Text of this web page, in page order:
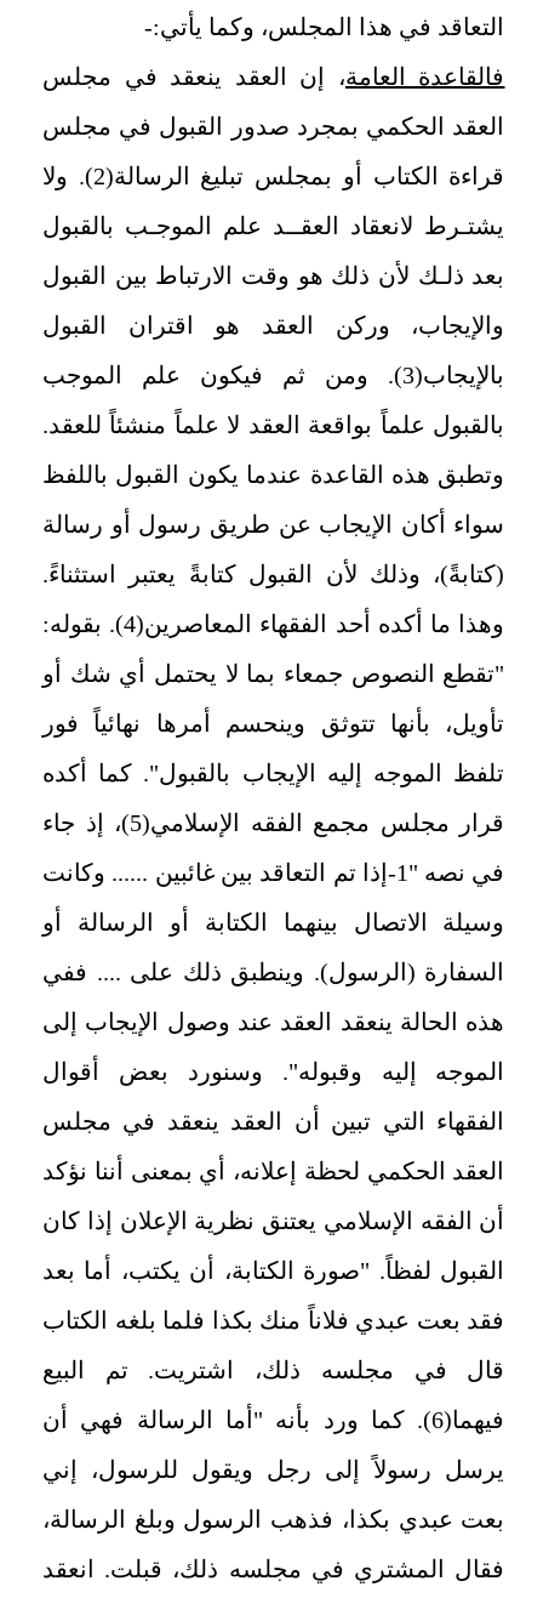
التعاقد في هذا المجلس، وكما يأتي:-
فالقاعدة العامة، إن العقد ينعقد في مجلس
العقد الحكمي بمجرد صدور القبول في مجلس
قراءة الكتاب أو بمجلس تبليغ الرسالة(2). ولا
يشتـرط لانعقاد العقــد علم الموجـب بالقبول
بعد ذلـك لأن ذلك هو وقت الارتباط بين القبول
والإيجاب، وركن العقد هو اقتران القبول
بالإيجاب(3). ومن ثم فيكون علم الموجب
بالقبول علماً بواقعة العقد لا علماً منشئاً للعقد.
وتطبق هذه القاعدة عندما يكون القبول باللفظ
سواء أكان الإيجاب عن طريق رسول أو رسالة
(كتابةً)، وذلك لأن القبول كتابةً يعتبر استثناءً.
وهذا ما أكده أحد الفقهاء المعاصرين(4). بقوله:
"تقطع النصوص جمعاء بما لا يحتمل أي شك أو
تأويل، بأنها تتوثق وينحسم أمرها نهائياً فور
تلفظ الموجه إليه الإيجاب بالقبول". كما أكده
قرار مجلس مجمع الفقه الإسلامي(5)، إذ جاء
في نصه "1-إذا تم التعاقد بين غائبين ...... وكانت
وسيلة الاتصال بينهما الكتابة أو الرسالة أو
السفارة (الرسول). وينطبق ذلك على .... ففي
هذه الحالة ينعقد العقد عند وصول الإيجاب إلى
الموجه إليه وقبوله". وسنورد بعض أقوال
الفقهاء التي تبين أن العقد ينعقد في مجلس
العقد الحكمي لحظة إعلانه، أي بمعنى أننا نؤكد
أن الفقه الإسلامي يعتنق نظرية الإعلان إذا كان
القبول لفظاً. "صورة الكتابة، أن يكتب، أما بعد
فقد بعت عبدي فلاناً منك بكذا فلما بلغه الكتاب
قال في مجلسه ذلك، اشتريت. تم البيع
فيهما(6). كما ورد بأنه "أما الرسالة فهي أن
يرسل رسولاً إلى رجل ويقول للرسول، إني
بعت عبدي بكذا، فذهب الرسول وبلغ الرسالة،
فقال المشتري في مجلسه ذلك، قبلت. انعقد